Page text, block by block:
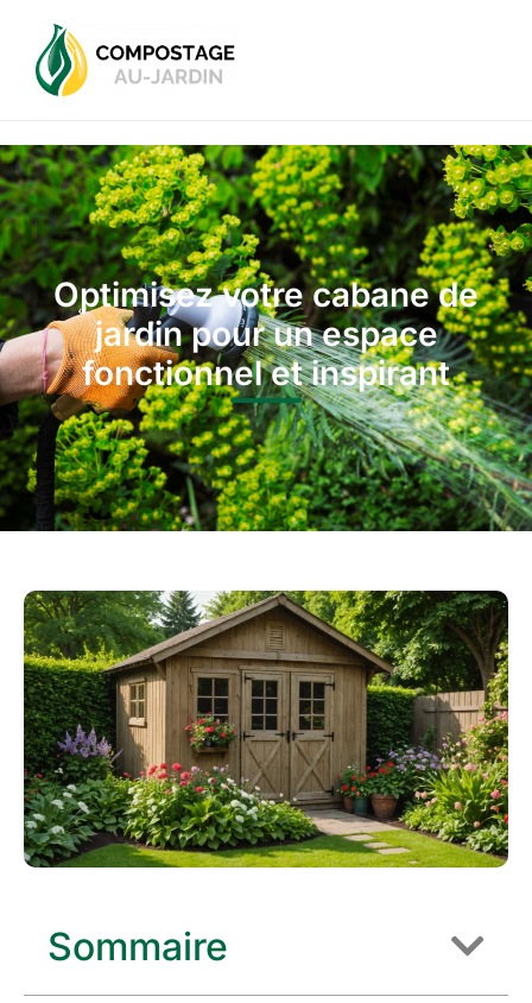
Optimisez votre cabane de
jardin pour un espace
fonctionnel et inspirant
Sommaire